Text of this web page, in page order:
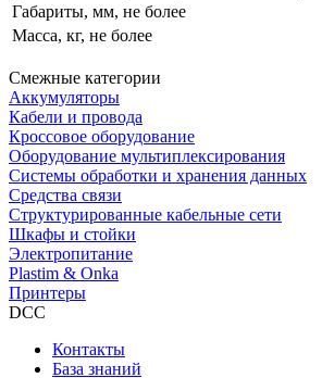
Габариты, мм, не более
Масса, кг, не более
Смежные категории
Аккумуляторы
Кабели и провода
Кроссовое оборудование
Оборудование мультиплексирования
Системы обработки и хранения данных
Средства связи
Структурированные кабельные сети
Шкафы и стойки
Электропитание
Plastim & Onka
Принтеры
DCC
Контакты
База знаний